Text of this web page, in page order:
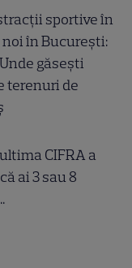
sportive în
în București:
găsești
terenuri de
ultima CIFRA a
ai 3 sau 8